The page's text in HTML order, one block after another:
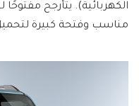
الكهربائية). يتأرجح
مناسب وفتحة كبيرة لتحميل